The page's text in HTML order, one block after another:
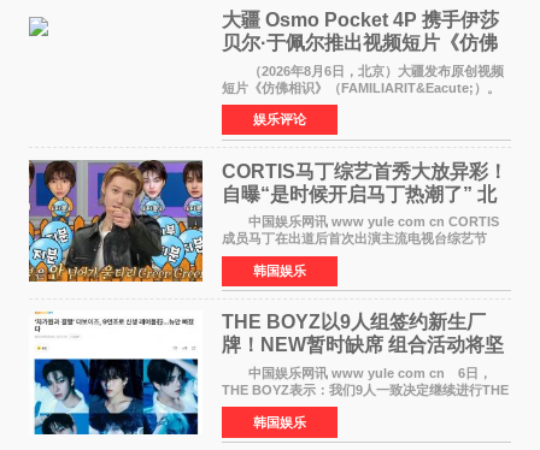
大疆 Osmo Pocket 4P 携手伊莎
贝尔·于佩尔推出视频短片《仿佛
相识》
（2026年8月6日，北京）大疆发布原创视频
短片《仿佛相识》（FAMILIARIT&Eacute;）。
视频短片由戛纳国际电影节最佳女演员伊莎贝尔·
于佩尔（Isabelle Huppert）主演，全程使用大
疆首款双主摄口
娱乐评论
CORTIS马丁综艺首秀大放异彩！
自曝“是时候开启马丁热潮了” 北
美巡演火热进行中
中国娱乐网讯 www yule com cn CORTIS
成员马丁在出道后首次出演主流电视台综艺节
目，展现了多才多艺的魅力。 马丁出演了5日
播出的MBC《Radio Star》Fashion与Passion
之间，I&lsquo;m
韩国娱乐
THE BOYZ以9人组签约新生厂
牌！NEW暂时缺席 组合活动将坚
定不移继续
中国娱乐网讯 www yule com cn 6日，
THE BOYZ表示：我们9人一致决定继续进行THE
BOYZ组合活动，并且已经完成了组合团体活动
签约。目前正在新生厂牌下进行活动准备。尚未
离开THE BOYZ原所
韩国娱乐